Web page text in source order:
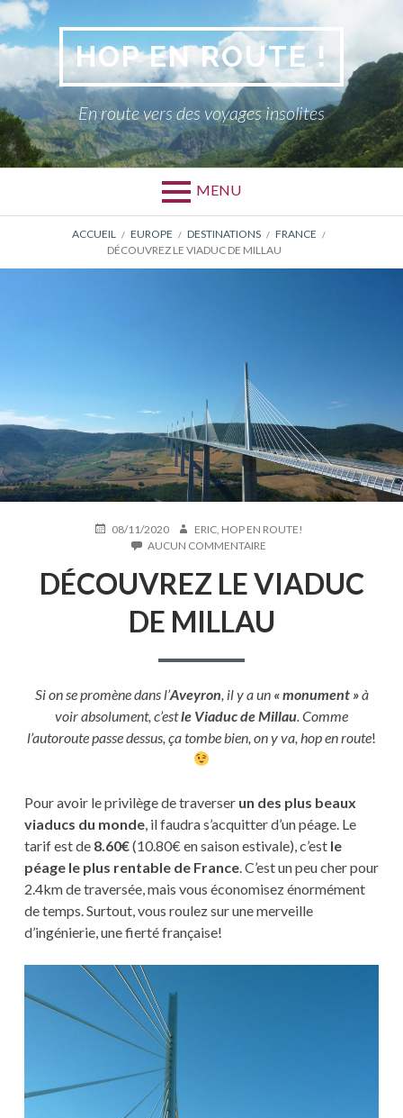
Aller
au
contenu
HOP EN ROUTE !
En route vers des voyages insolites
MENU
D'ARIANE
ACCUEIL EUROPE DESTINATIONS
FRANCE
DÉCOUVREZ LE VIADUC DE MILLAU
PUBLIÉ08/11/2020 AUTEUR
ERIC, HOP EN ROUTE!
AUCUN COMMENTAIRE
LE
VIADUC
DE
MILLAU
DÉCOUVREZ LE VIADUC
DE MILLAU
Si on se promène dans l’Aveyron, il y a un « monument »à
voir absolument, c’estle Viaduc de Millau. Comme
l’autoroute passe dessus, ça tombe bien, on y va, hop en route!
Pour avoir le privilège de traverser un des plus beaux
viaducs du monde, il faudra s’acquitter d’un péage. Le
tarif est de 8.60€(10.80€ en saison estivale), c’est le
péage le plus rentable de France. C’est un peu cher pour
2.4km de traversée, mais vous économisez énormément
de temps. Surtout, vous roulez sur une merveille
d’ingénierie, une fierté française!